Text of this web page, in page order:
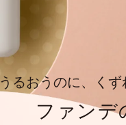
うるおうのに、く
ファンデ